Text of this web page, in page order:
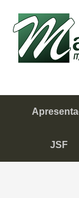
primary
navigation
content
primary
sidebar
JSF